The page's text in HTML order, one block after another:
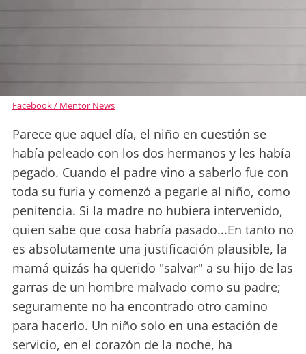
Facebook / Mentor News
Parece que aquel día, el niño en cuestión se
había peleado con los dos hermanos y les había
pegado. Cuando el padre vino a saberlo fue con
toda su furia y comenzó a pegarle al niño, como
penitencia. Si la madre no hubiera intervenido,
quien sabe que cosa habría pasado...En tanto no
es absolutamente una justificación plausible, la
mamá quizás ha querido "salvar" a su hijo de las
garras de un hombre malvado como su padre;
seguramente no ha encontrado otro camino
para hacerlo. Un niño solo en una estación de
servicio, en el corazón de la noche, ha